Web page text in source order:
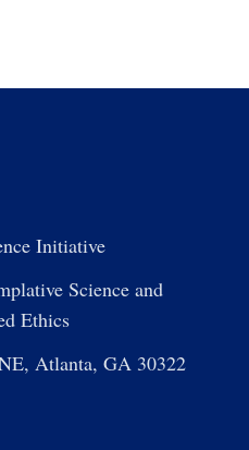
Initiative
Science and
Ethics
Atlanta, GA 30322